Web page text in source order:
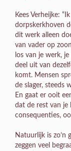
Kees Verheijke:
dorpskerkhoven
dit werk alleen
van vader op
los van je werk,
deel uit van
komt. Mensen
de slager, steeds
En gaat er ooit
dat de rest van je
consequenties,
Natuurlijk is zo’n
zeggen veel